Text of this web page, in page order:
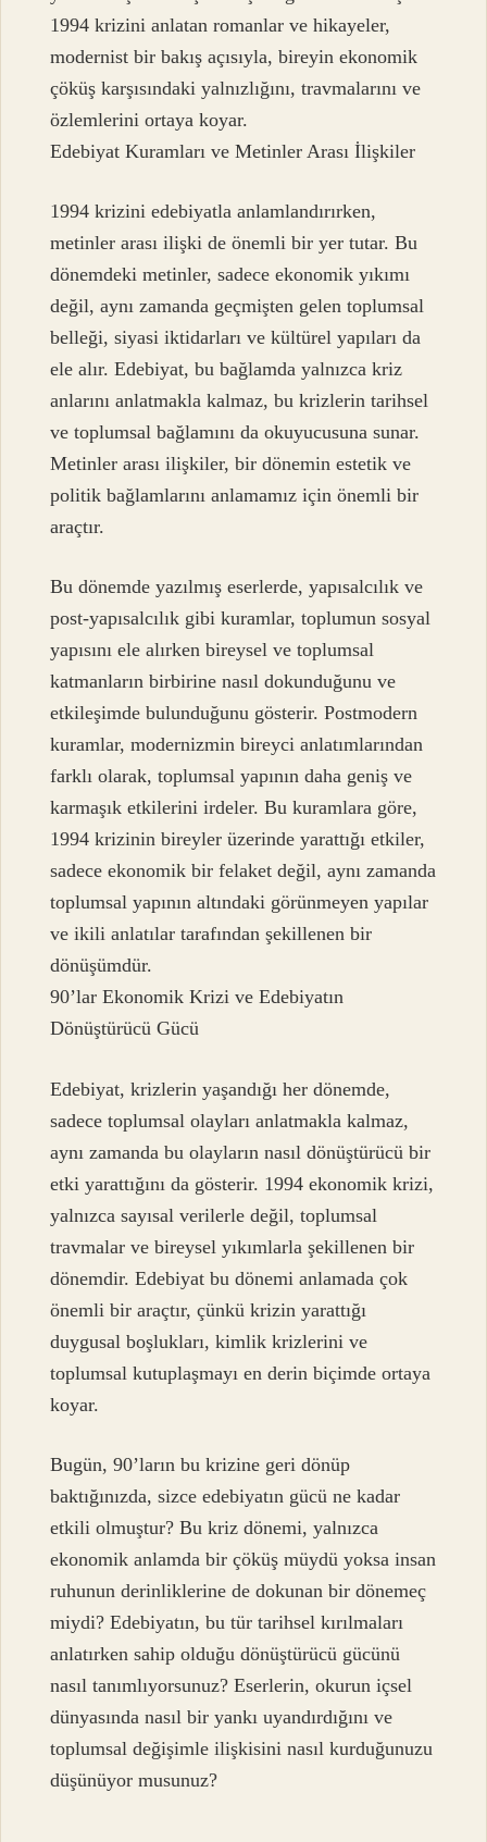
1994 krizini anlatan romanlar ve hikayeler,
modernist bir bakış açısıyla, bireyin ekonomik
çöküş karşısındaki yalnızlığını, travmalarını ve
özlemlerini ortaya koyar.
Edebiyat Kuramları ve Metinler Arası İlişkiler
1994 krizini edebiyatla anlamlandırırken,
metinler arası ilişki de önemli bir yer tutar. Bu
dönemdeki metinler, sadece ekonomik yıkımı
değil, aynı zamanda geçmişten gelen toplumsal
belleği, siyasi iktidarları ve kültürel yapıları da
ele alır. Edebiyat, bu bağlamda yalnızca kriz
anlarını anlatmakla kalmaz, bu krizlerin tarihsel
ve toplumsal bağlamını da okuyucusuna sunar.
Metinler arası ilişkiler, bir dönemin estetik ve
politik bağlamlarını anlamamız için önemli bir
araçtır.
Bu dönemde yazılmış eserlerde, yapısalcılık ve
post-yapısalcılık gibi kuramlar, toplumun sosyal
yapısını ele alırken bireysel ve toplumsal
katmanların birbirine nasıl dokunduğunu ve
etkileşimde bulunduğunu gösterir. Postmodern
kuramlar, modernizmin bireyci anlatımlarından
farklı olarak, toplumsal yapının daha geniş ve
karmaşık etkilerini irdeler. Bu kuramlara göre,
1994 krizinin bireyler üzerinde yarattığı etkiler,
sadece ekonomik bir felaket değil, aynı zamanda
toplumsal yapının altındaki görünmeyen yapılar
ve ikili anlatılar tarafından şekillenen bir
dönüşümdür.
90’lar Ekonomik Krizi ve Edebiyatın
Dönüştürücü Gücü
Edebiyat, krizlerin yaşandığı her dönemde,
sadece toplumsal olayları anlatmakla kalmaz,
aynı zamanda bu olayların nasıl dönüştürücü bir
etki yarattığını da gösterir. 1994 ekonomik krizi,
yalnızca sayısal verilerle değil, toplumsal
travmalar ve bireysel yıkımlarla şekillenen bir
dönemdir. Edebiyat bu dönemi anlamada çok
önemli bir araçtır, çünkü krizin yarattığı
duygusal boşlukları, kimlik krizlerini ve
toplumsal kutuplaşmayı en derin biçimde ortaya
koyar.
Bugün, 90’ların bu krizine geri dönüp
baktığınızda, sizce edebiyatın gücü ne kadar
etkili olmuştur? Bu kriz dönemi, yalnızca
ekonomik anlamda bir çöküş müydü yoksa insan
ruhunun derinliklerine de dokunan bir dönemeç
miydi? Edebiyatın, bu tür tarihsel kırılmaları
anlatırken sahip olduğu dönüştürücü gücünü
nasıl tanımlıyorsunuz? Eserlerin, okurun içsel
dünyasında nasıl bir yankı uyandırdığını ve
toplumsal değişimle ilişkisini nasıl kurduğunuzu
düşünüyor musunuz?